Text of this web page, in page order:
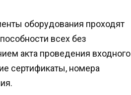
оборудования проходят
всех без
акта проведения входного
сертификаты, номера